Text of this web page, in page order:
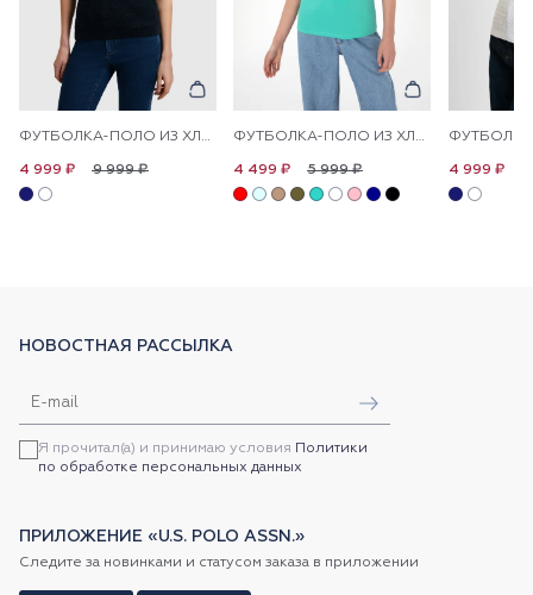
ФУТБОЛКА-ПОЛО ИЗ ХЛОПКА С УЗОРОМ КОСЫ
9 999 ₽
4 999 ₽
ФУТБОЛКА-ПОЛО ИЗ ХЛОПКА С ПРИНТОМ НА ПЛАНКЕ
5 999 ₽
4 499 ₽ 4 999 ₽
НОВОСТНАЯ РАССЫЛКА
Я прочитал(а) и принимаю условия Политики
по обработке персональных данных
ПРИЛОЖЕНИЕ «U.S. POLO ASSN.»
Следите за новинками и статусом заказа в приложении